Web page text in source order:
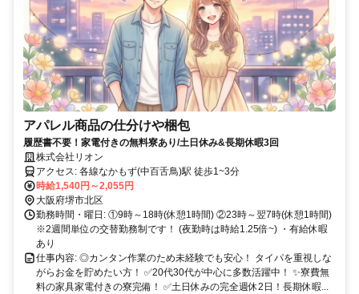
アパレル商品の仕分けや梱包
履歴書不要！家電付きの無料寮あり/土日休み&長期休暇3回
株式会社リオン
アクセス: 各線なかもず(中百舌鳥)駅 徒歩1~3分
時給1,540円～2,055円
大阪府堺市北区
勤務時間・曜日: ①9時～18時(休憩1時間) ②23時～翌7時(休憩1時間)
※2週間単位の交替勤務制です！ (夜勤時は時給1.25倍~) ・有給休暇
あり
仕事内容: ◎カンタン作業のため未経験でも安心！ タイパを重視しな
がらお金を貯めたい方！ ✅20代30代が中心に多数活躍中！ ✨寮費無
料の家具家電付きの寮完備！ ✅土日休みの完全週休2日！長期休暇...